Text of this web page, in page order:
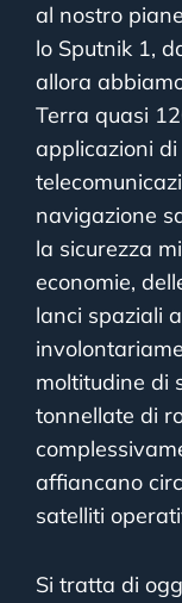
al nostro
lo Sputnik 1,
allora
Terra quasi
applicazioni
navigazione
la sicurezza
economie,
lanci spaziali
moltitudine di
tonnellate di
affiancano
satelliti
Si tratta di